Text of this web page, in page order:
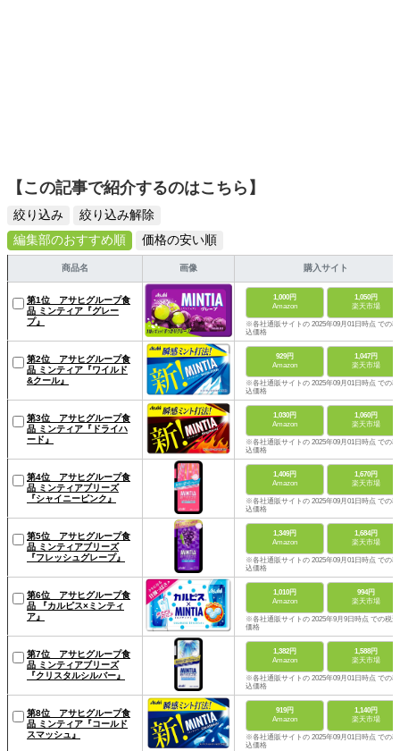
【この記事で紹介するのはこちら】
絞り込み
絞り込み解除
編集部のおすすめ順
価格の安い順
商品名 画像 購入サイト
第1位 アサヒグループ食
品 ミンティア『グレー
プ』
1,000円
Amazon
1,050円
楽天市場
※各社通販サイトの 2025年09月01日時点 での税
込価格
第2位 アサヒグループ食
品 ミンティア『ワイルド
&クール』
929円
Amazon
1,047円
楽天市場
※各社通販サイトの 2025年09月01日時点 での税
込価格
第3位 アサヒグループ食
品 ミンティア『ドライハ
ード』
1,030円
Amazon
1,060円
楽天市場
※各社通販サイトの 2025年09月01日時点 での税
込価格
第4位 アサヒグループ食
品 ミンティアブリーズ
『シャイニーピンク』
1,406円
Amazon
1,670円
楽天市場
※各社通販サイトの 2025年09月01日時点 での税
込価格
第5位 アサヒグループ食
品 ミンティアブリーズ
『フレッシュグレープ』
1,349円
Amazon
1,684円
楽天市場
※各社通販サイトの 2025年09月01日時点 での税
込価格
第6位 アサヒグループ食
品 『カルピス×ミンティ
ア』
1,010円
Amazon
994円
楽天市場
※各社通販サイトの 2025年9月9日時点 での税込
価格
第7位 アサヒグループ食
品 ミンティアブリーズ
『クリスタルシルバー』
1,382円
Amazon
1,588円
楽天市場
※各社通販サイトの 2025年09月01日時点 での税
込価格
第8位 アサヒグループ食
品 ミンティア『コールド
スマッシュ』
919円
Amazon
1,140円
楽天市場
※各社通販サイトの 2025年09月01日時点 での税
込価格